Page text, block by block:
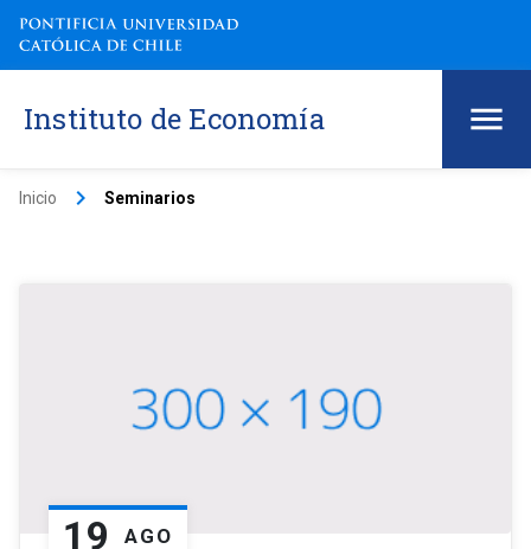
Instituto de Economía
Inicio keyboard_arrow_right Seminarios
19 AGO